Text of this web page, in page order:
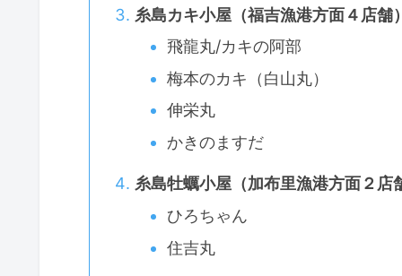
糸島カキ小屋（福吉漁港方面４店舗
飛龍丸/カキの阿部
梅本のカキ（白山丸）
伸栄丸
かきのますだ
糸島牡蠣小屋（加布里漁港方面２店
ひろちゃん
住吉丸